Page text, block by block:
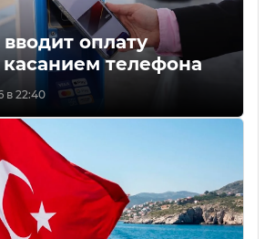
оплату
телефона
в 22:40